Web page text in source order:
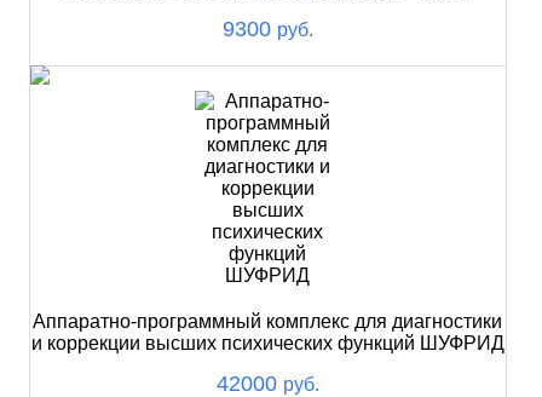
9300 руб.
Аппаратно-программный комплекс для диагностики
и коррекции высших психических функций ШУФРИД
42000 руб.